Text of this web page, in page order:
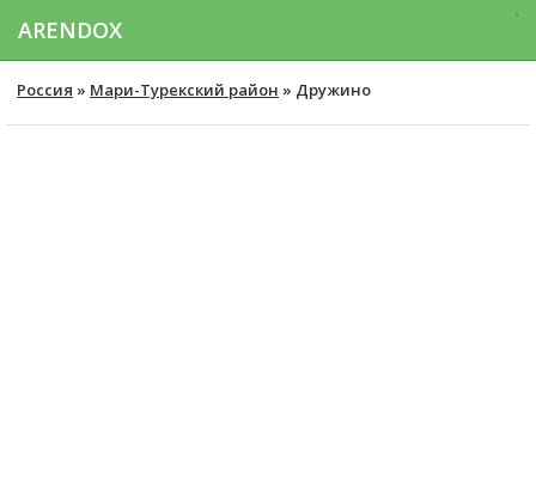
ARENDOX
Россия » Мари-Турекский район » Дружино